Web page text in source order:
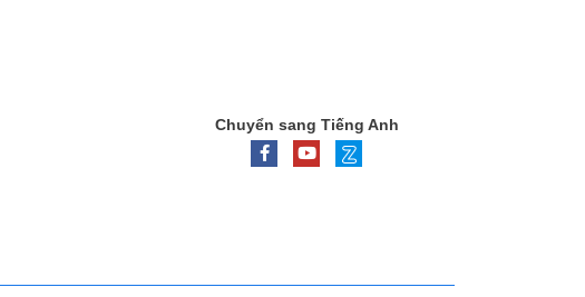
Chuyển sang Tiếng Anh